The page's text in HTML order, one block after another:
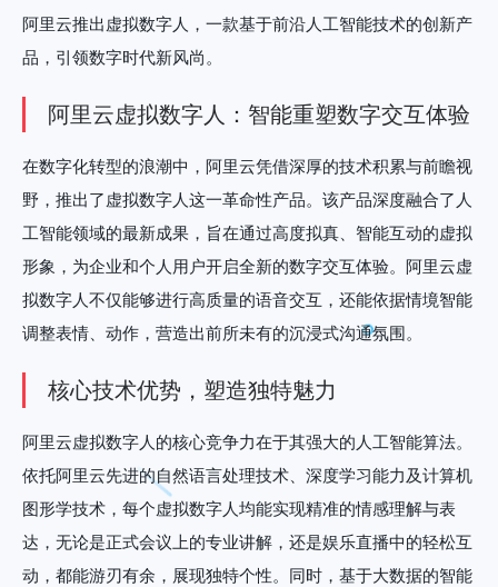
阿里云推出虚拟数字人，一款基于前沿人工智能技术的创新产
品，引领数字时代新风尚。
阿里云虚拟数字人：智能重塑数字交互体验
在数字化转型的浪潮中，阿里云凭借深厚的技术积累与前瞻视
野，推出了虚拟数字人这一革命性产品。该产品深度融合了人
工智能领域的最新成果，旨在通过高度拟真、智能互动的虚拟
形象，为企业和个人用户开启全新的数字交互体验。阿里云虚
拟数字人不仅能够进行高质量的语音交互，还能依据情境智能
调整表情、动作，营造出前所未有的沉浸式沟通氛围。
核心技术优势，塑造独特魅力
阿里云虚拟数字人的核心竞争力在于其强大的人工智能算法。
依托阿里云先进的自然语言处理技术、深度学习能力及计算机
图形学技术，每个虚拟数字人均能实现精准的情感理解与表
达，无论是正式会议上的专业讲解，还是娱乐直播中的轻松互
动，都能游刃有余，展现独特个性。同时，基于大数据的智能